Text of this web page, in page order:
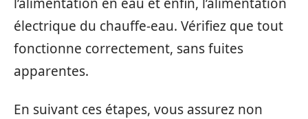
électrique du chauffe-eau. Vérifiez que tout
fonctionne correctement, sans fuites
apparentes.
En suivant ces étapes, vous assurez non